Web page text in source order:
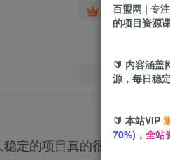
年卡会员免费
定的项目真的很难，想要
百盟网 | 专
的项目资源
🔰 内容涵盖
源，每日稳
🔰 本站VIP
70%)， 全站